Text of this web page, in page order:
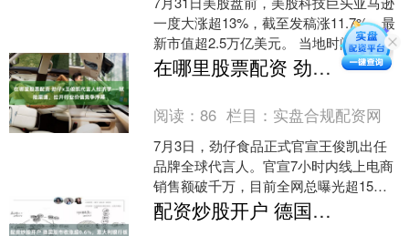
一度大涨超13%，截至发稿涨11.7%，最
新市值超2.5万亿美元。 当地时间7月30
日美股盘后，亚马逊发布2026年二季
度....
在哪里股票配资 劲仔x王俊凯代言人经济学——赋能渠道，拉开行业价值竞争序幕
阅读：86 栏目： 实盘合规配资网
7月3日，劲仔食品正式官宣王俊凯出任
品牌全球代言人。官宣7小时内线上电商
销售额破千万，目前全网总曝光超15
亿。两者此次为长期全品类合作，是劲
仔推进品牌年轻化、赋....
配资炒股开户 德国股市收涨超0.6%，意大利银行板块涨超1.1%，希腊股指涨约2.1%